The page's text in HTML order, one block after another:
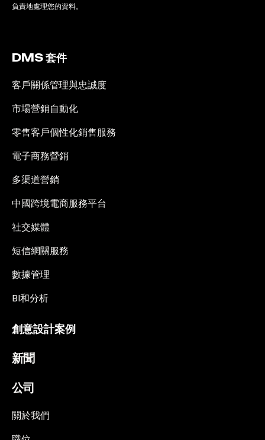
負責地處理您的資料。
DMS 套件
客戶關係管理與忠誠度
市場營銷自動化
零售客戶個性化銷售服務
電子商務營銷
多渠道營銷
中國跨境電商服務平台
社交媒體
短信網關服務
數據管理
BI和分析
創意設計案例
新聞
公司
關於我們